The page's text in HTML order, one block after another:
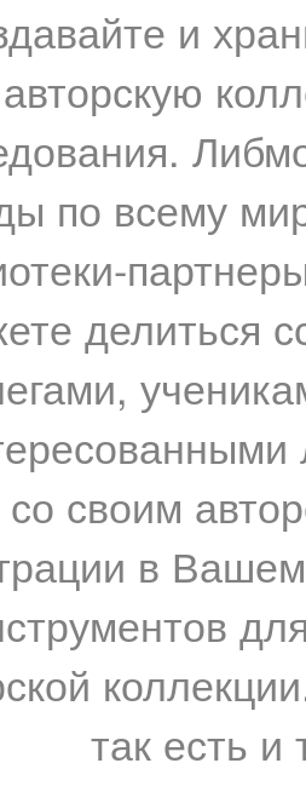
и
авторскую
по всему
делиться
со своим
в
так есть и